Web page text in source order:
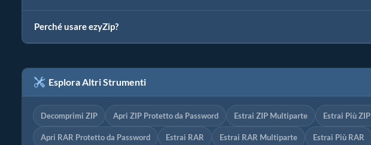
Perché usare ezyZip?
Esplora Altri Strumenti
Decomprimi ZIP Apri ZIP Protetto da Password Estrai ZIP Multiparte Estrai Più ZIP
Apri RAR Protetto da Password Estrai RAR Estrai RAR Multiparte Estrai Più RAR